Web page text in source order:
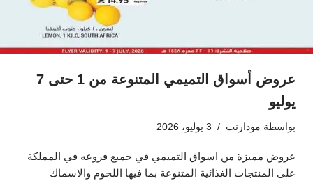
عروض أسواق التميمي المتنوعة من 1 حتى 7
يوليو
بواسطة مودارنت 3 يوليو، 2026
عروض مميزة من اسواق التميمي في جميع فروعه في المملكة
على المنتجات الغذائية المتنوعة بما فيها اللحوم والاسماك